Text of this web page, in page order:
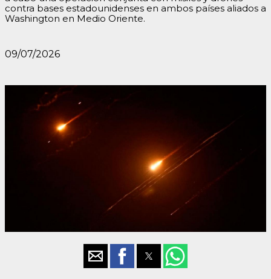
contra bases estadounidenses en ambos países aliados a
Washington en Medio Oriente.
09/07/2026